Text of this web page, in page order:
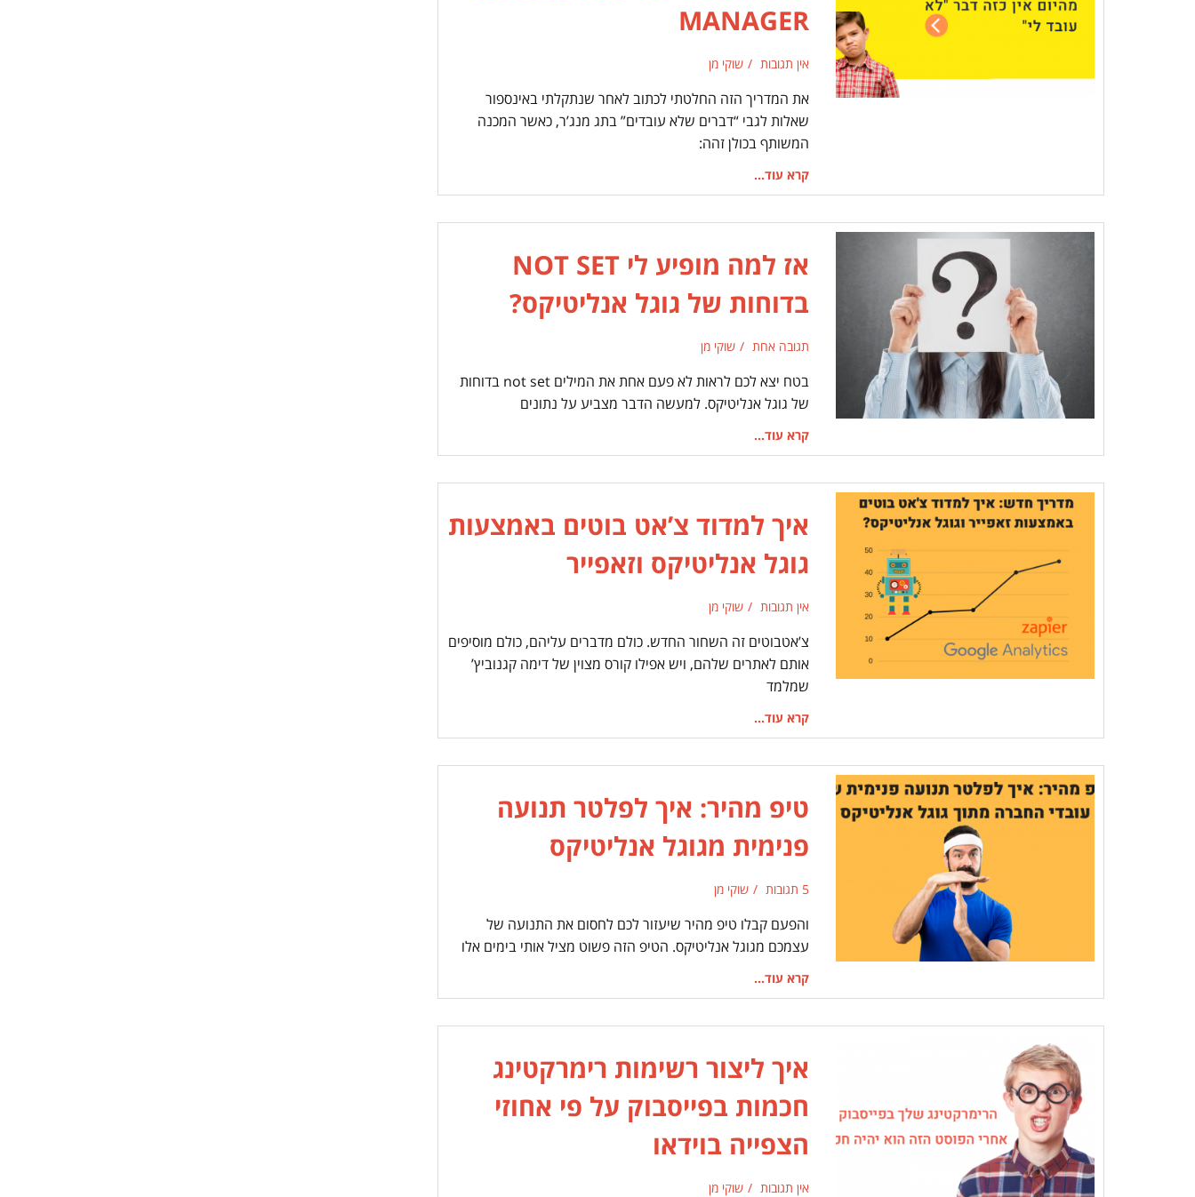
MANAGER
אין תגובות שוקי מן
את המדריך הזה החלטתי לכתוב לאחר שנתקלתי באינספור
שאלות לגבי “דברים שלא עובדים” בתג מנג’ר, כאשר המכנה
המשותף בכולן זהה:
קרא עוד...
אז למה מופיע לי NOT SET
בדוחות של גוגל אנליטיקס?
תגובה אחת שוקי מן
בטח יצא לכם לראות לא פעם אחת את המילים not set בדוחות
של גוגל אנליטיקס. למעשה הדבר מצביע על נתונים
קרא עוד...
איך למדוד צ’אט בוטים באמצעות
גוגל אנליטיקס וזאפייר
אין תגובות שוקי מן
צ’אטבוטים זה השחור החדש. כולם מדברים עליהם, כולם מוסיפים
אותם לאתרים שלהם, ויש אפילו קורס מצוין של דימה קגנוביץ’
שמלמד
קרא עוד...
טיפ מהיר: איך לפלטר תנועה
פנימית מגוגל אנליטיקס
5 תגובות שוקי מן
והפעם קבלו טיפ מהיר שיעזור לכם לחסום את התנועה של
עצמכם מגוגל אנליטיקס. הטיפ הזה פשוט מציל אותי בימים אלו
קרא עוד...
איך ליצור רשימות רימרקטינג
חכמות בפייסבוק על פי אחוזי
הצפייה בוידאו
אין תגובות שוקי מן